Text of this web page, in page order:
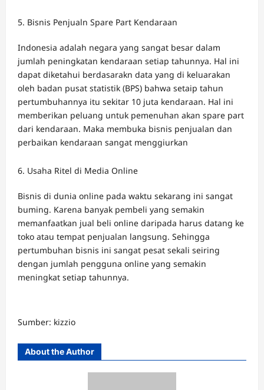
Bisnis Penjualn Spare Part Kendaraan
Indonesia adalah negara yang sangat besar dalam
jumlah peningkatan kendaraan setiap tahunnya. Hal ini
dapat diketahui berdasarakn data yang di keluarakan
oleh badan pusat statistik (BPS) bahwa setaip tahun
pertumbuhannya itu sekitar 10 juta kendaraan. Hal ini
memberikan peluang untuk pemenuhan akan spare part
dari kendaraan. Maka membuka bisnis penjualan dan
perbaikan kendaraan sangat menggiurkan
Usaha Ritel di Media Online
Bisnis di dunia online pada waktu sekarang ini sangat
buming. Karena banyak pembeli yang semakin
memanfaatkan jual beli online daripada harus datang ke
toko atau tempat penjualan langsung. Sehingga
pertumbuhan bisnis ini sangat pesat sekali seiring
dengan jumlah pengguna online yang semakin
meningkat setiap tahunnya.
Sumber: kizzio
About the Author